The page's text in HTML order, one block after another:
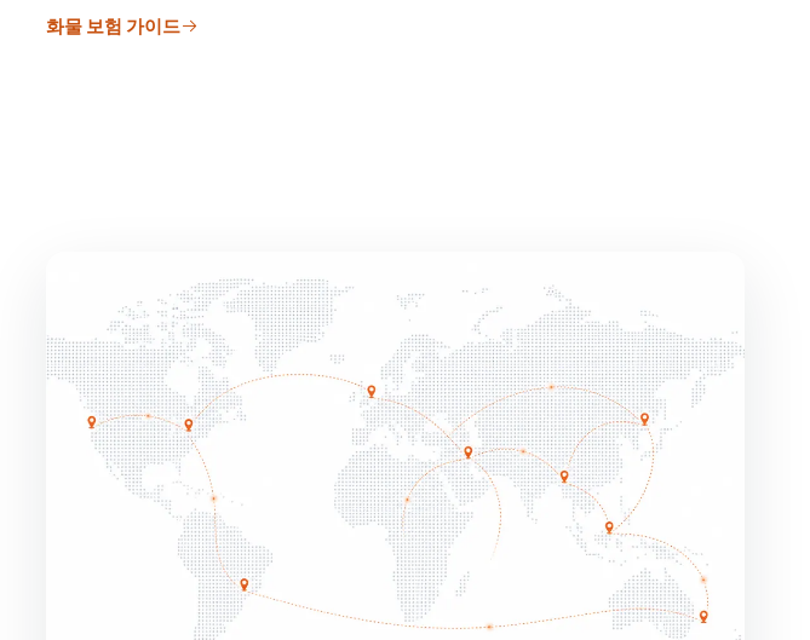
화물 보험 가이드